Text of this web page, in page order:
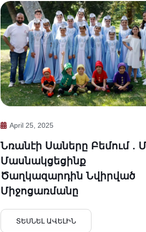
April 25, 2025
Նռանէի Սաները Բեմում ․
Մասնակցեցինք
Ծաղկազարդին Նվիրված
Միջոցառմանը
ՏԵՍՆԵԼ ԱՎԵԼԻՆ